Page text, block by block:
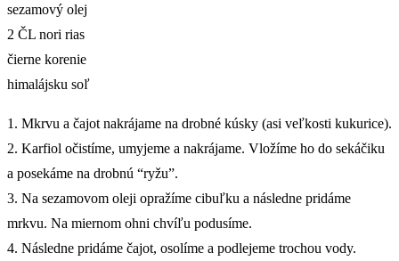
sezamový olej
2 ČL nori rias
čierne korenie
himalájsku soľ
1. Mkrvu a čajot nakrájame na drobné kúsky (asi veľkosti kukurice).
2. Karfiol očistíme, umyjeme a nakrájame. Vložíme ho do sekáčiku
a posekáme na drobnú “ryžu”.
3. Na sezamovom oleji opražíme cibuľku a následne pridáme
mrkvu. Na miernom ohni chvíľu podusíme.
4. Následne pridáme čajot, osolíme a podlejeme trochou vody.